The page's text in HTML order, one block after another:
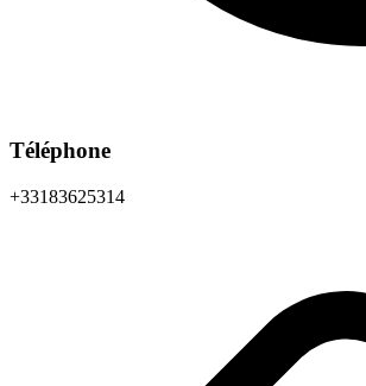
Téléphone
+33183625314